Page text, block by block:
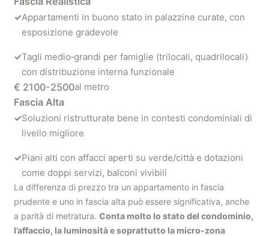
✓Appartamenti in buono stato in palazzine curate, con
esposizione gradevole
✓Tagli medio‑grandi per famiglie (trilocali, quadrilocali)
con distribuzione interna funzionale
€ 2100-2500al metro
Fascia Alta
✓Soluzioni ristrutturate bene in contesti condominiali di
livello migliore
✓Piani alti con affacci aperti su verde/città e dotazioni
come doppi servizi, balconi vivibili
La differenza di prezzo tra un appartamento in fascia
prudente e uno in fascia alta può essere significativa, anche
a parità di metratura. Conta molto lo stato del condominio,
l’affaccio, la luminosità e soprattutto la micro-zona